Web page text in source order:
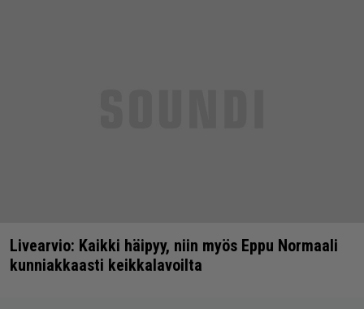
Livearvio: Kaikki häipyy, niin myös Eppu Normaali
kunniakkaasti keikkalavoilta